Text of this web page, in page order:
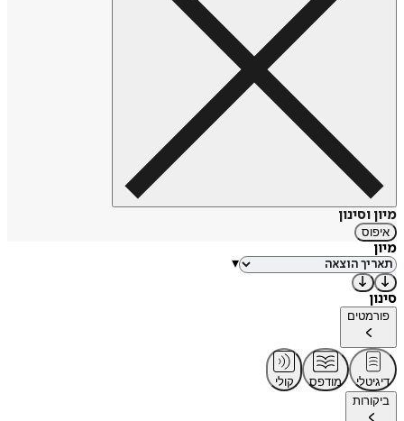
מיון וסינון
איפוס
מיון
▾
סינון
פורמטים
דיגיטלי מודפס
קולי
ביקורות